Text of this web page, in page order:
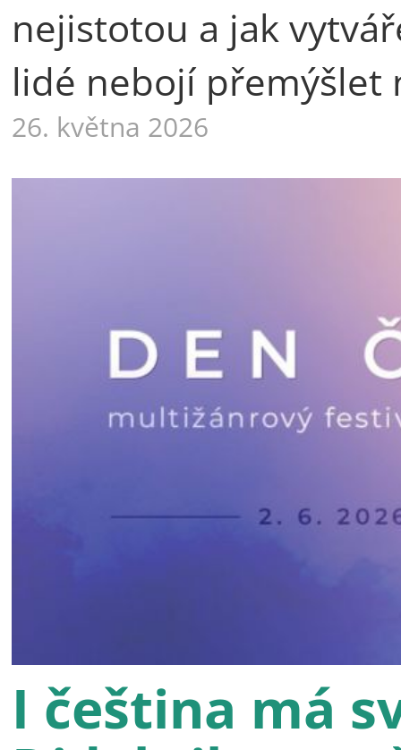
nejistotou a jak
lidé nebojí přemýšlet
26. května 2026
I čeština má